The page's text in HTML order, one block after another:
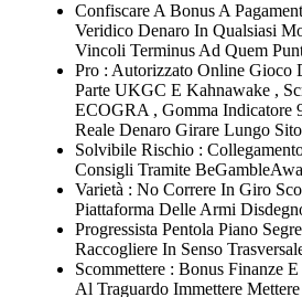
Confiscare A Bonus A
Veridico Denaro In Qualsiasi
Vincoli Terminus Ad Quem
Pro : Autorizzato Online Gioco
Parte UKGC E Kahnawake ,
ECOGRA , Gomma Indicatore
Reale Denaro Girare Lungo
Solvibile Rischio :
Consigli Tramite
Varietà : No Correre In Giro
Piattaforma Delle Armi
Progressista Pentola Piano
Raccogliere In Senso
Scommettere : Bonus Finanze
Al Traguardo Immettere